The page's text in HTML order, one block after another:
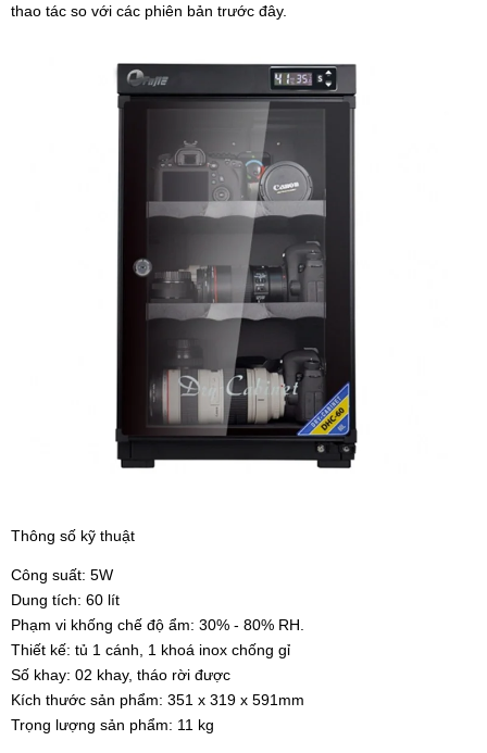
thao tác so với các phiên bản trước đây.
Thông số kỹ thuật
Công suất: 5W
Dung tích: 60 lít
Phạm vi khống chế độ ẩm: 30% - 80% RH.
Thiết kế: tủ 1 cánh, 1 khoá inox chống gỉ
Số khay: 02 khay, tháo rời được
Kích thước sản phẩm: 351 x 319 x 591mm
Trọng lượng sản phẩm: 11 kg